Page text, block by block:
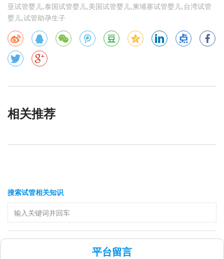
亚试管婴儿,泰国试管婴儿,美国试管婴儿,柬埔寨试管婴儿,台湾试管
婴儿,试管助孕生子
相关推荐
搜索试管相关知识
平台留言